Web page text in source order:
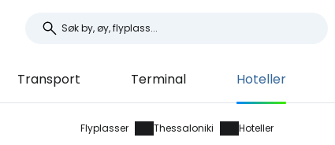
Transport Terminal Hoteller
Flyplasser Thessaloniki Hoteller